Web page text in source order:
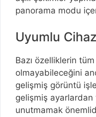
panorama modu
Uyumlu
Bazı özelliklerin
olmayabileceğini
gelişmiş görüntü
gelişmiş
unutmamak